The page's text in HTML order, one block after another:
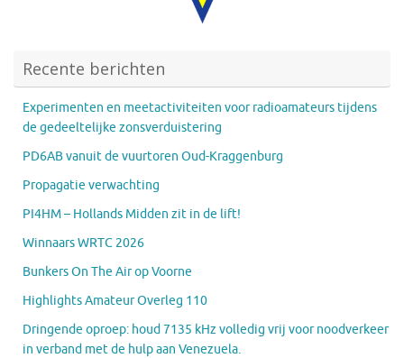
Recente berichten
Experimenten en meetactiviteiten voor radioamateurs tijdens
de gedeeltelijke zonsverduistering
PD6AB vanuit de vuurtoren Oud-Kraggenburg
Propagatie verwachting
PI4HM – Hollands Midden zit in de lift!
Winnaars WRTC 2026
Bunkers On The Air op Voorne
Highlights Amateur Overleg 110
Dringende oproep: houd 7135 kHz volledig vrij voor noodverkeer
in verband met de hulp aan Venezuela.